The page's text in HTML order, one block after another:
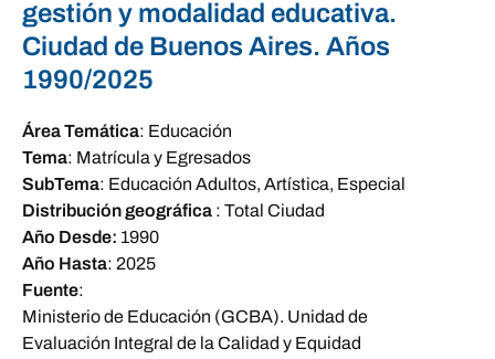
gestión y modalidad educativa.
Ciudad de Buenos Aires. Años
1990/2025
Área Temática: Educación
Tema: Matrícula y Egresados
SubTema: Educación Adultos, Artística, Especial
Distribución geográfica : Total Ciudad
Año Desde: 1990
Año Hasta: 2025
Fuente:
Ministerio de Educación (GCBA). Unidad de
Evaluación Integral de la Calidad y Equidad